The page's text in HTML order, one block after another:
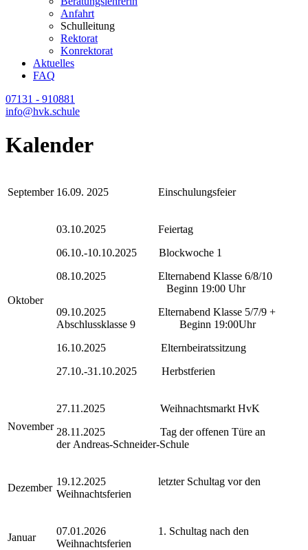
Anfahrt
Schulleitung
Rektorat
Konrektorat
Aktuelles
FAQ
07131 - 910881
info@hvk.schule
Kalender
September 16.09. 2025 Einschulungsfeier
Oktober
03.10.2025 Feiertag
06.10.-10.10.2025 Blockwoche 1
08.10.2025 Elternabend Klasse 6/8/10
Beginn 19:00 Uhr
09.10.2025 Elternabend Klasse 5/7/9 +
Abschlussklasse 9 Beginn 19:00Uhr
16.10.2025 Elternbeiratssitzung
27.10.-31.10.2025 Herbstferien
November
27.11.2025 Weihnachtsmarkt HvK
28.11.2025 Tag der offenen Türe an
der Andreas-Schneider-Schule
Dezember
19.12.2025 letzter Schultag vor den
Weihnachtsferien
Januar
07.01.2026 1. Schultag nach den
Weihnachtsferien